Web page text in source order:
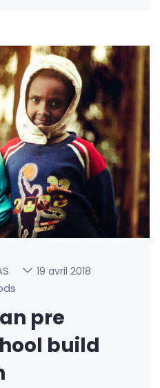
19 avril 2018
pre
build